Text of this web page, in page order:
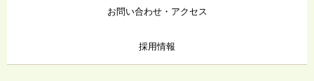
お問い合わせ・アクセス
採用情報